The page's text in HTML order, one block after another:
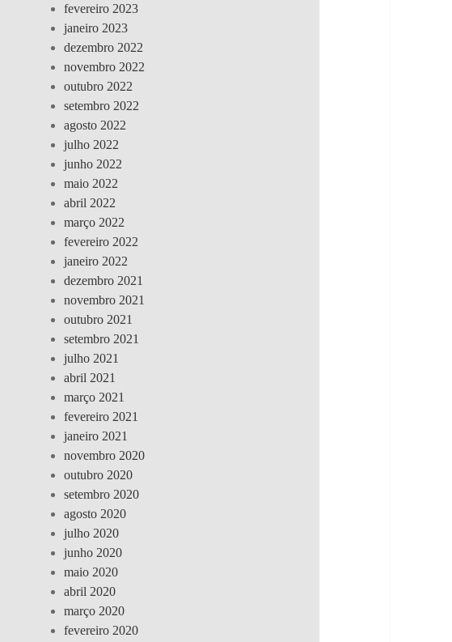
fevereiro 2023
janeiro 2023
dezembro 2022
novembro 2022
outubro 2022
setembro 2022
agosto 2022
julho 2022
junho 2022
maio 2022
abril 2022
março 2022
fevereiro 2022
janeiro 2022
dezembro 2021
novembro 2021
outubro 2021
setembro 2021
julho 2021
abril 2021
março 2021
fevereiro 2021
janeiro 2021
novembro 2020
outubro 2020
setembro 2020
agosto 2020
julho 2020
junho 2020
maio 2020
abril 2020
março 2020
fevereiro 2020